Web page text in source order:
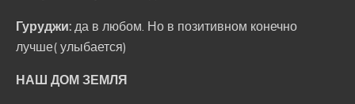
Гуруджи: да в любом. Но в позитивном конечно
лучше( улыбается)
НАШ ДОМ ЗЕМЛЯ